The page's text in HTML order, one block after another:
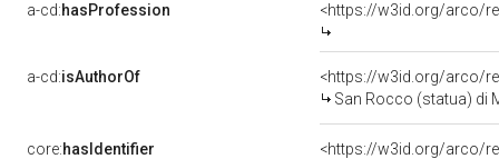
a-cd:hasProfession <https://w3id.org/arco/
a-cd:isAuthorOf
<https://w3id.org/arco/
San Rocco (statua) di
core:hasIdentifier
<https://w3id.org/arco/